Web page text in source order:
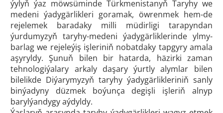
ýylyň ýaz möwsüminde Türkmenistanyň Taryhy we
medeni ýadygärlikleri goramak, öwrenmek hem-de
rejelemek baradaky milli müdirligi tarapyndan
ýurdumyzyň taryhy-medeni ýadygärliklerinde ylmy-
barlag we rejeleýiş işleriniň nobatdaky tapgyry amala
aşyryldy. Şunuň bilen bir hatarda, häzirki zaman
tehnologiýalary arkaly daşary ýurtly alymlar bilen
bilelikde Diýarymyzyň taryhy ýadygärlikleriniň sanly
binýadyny düzmek boýunça degişli işleriň alnyp
barylýandygy aýdyldy.